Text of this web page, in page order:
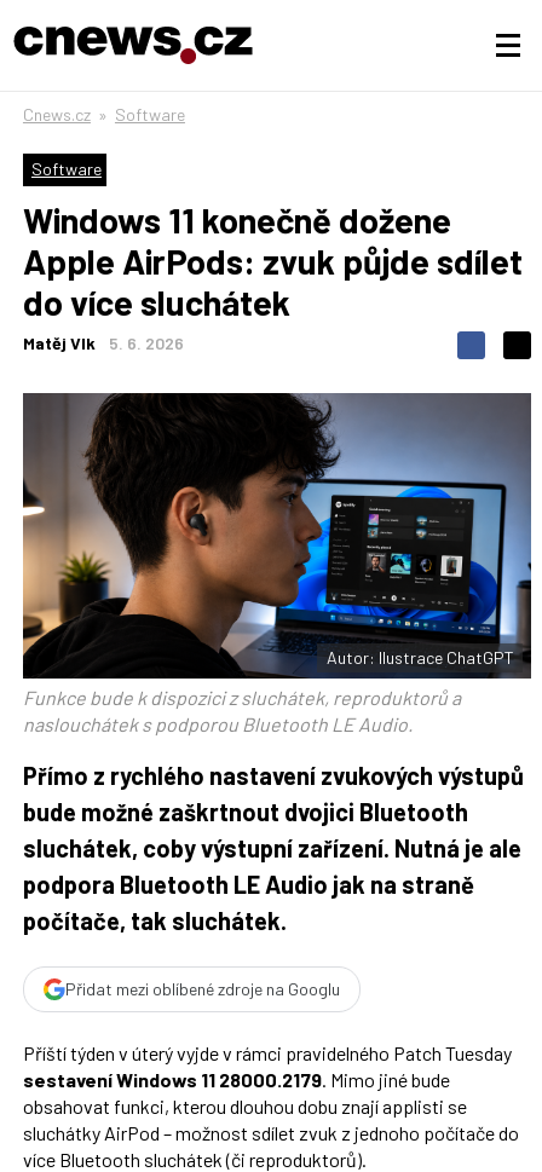
Cnews.cz » Software
Software
Windows 11 konečně dožene
Apple AirPods: zvuk půjde sdílet
do více sluchátek
Matěj Vlk 5. 6. 2026
S
d
e
t
S
e
n
a
F
a
c
e
b
o
o
t
Autor: Ilustrace ChatGPT
Funkce bude k dispozici z sluchátek, reproduktorů a
naslouchátek s podporou Bluetooth LE Audio.
Přímo z rychlého nastavení zvukových výstupů
bude možné zaškrtnout dvojici Bluetooth
sluchátek, coby výstupní zařízení. Nutná je ale
podpora Bluetooth LE Audio jak na straně
počítače, tak sluchátek.
Přidat mezi oblíbené zdroje na Googlu
Příští týden v úterý vyjde v rámci pravidelného Patch Tuesday
sestavení Windows 11 28000.2179. Mimo jiné bude
obsahovat funkci, kterou dlouhou dobu znají applisti se
sluchátky AirPod – možnost sdílet zvuk z jednoho počítače do
více Bluetooth sluchátek (či reproduktorů).